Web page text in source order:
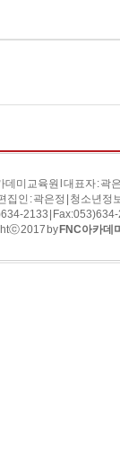
데미교육원 l 대표자 : 곽
집인 : 곽은정 | 청소년정
2133 | Fax:053)634-
2017 by FNC아카데